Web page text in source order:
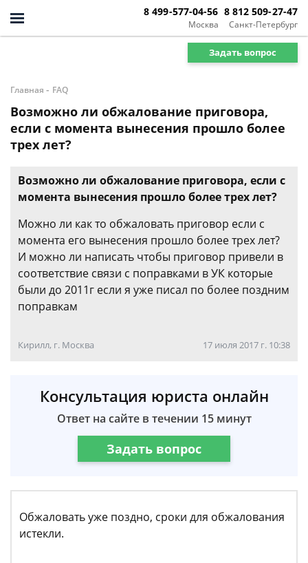
Москва
8 499-577-04-56
Санкт-Петербург
8 812 509-27-47
Задать вопрос
Главная - FAQ
Возможно ли обжалование приговора,
если с момента вынесения прошло более
трех лет?
Возможно ли обжалование приговора, если с
момента вынесения прошло более трех лет?
Можно ли как то обжаловать приговор если с
момента его вынесения прошло более трех лет?
И можно ли написать чтобы приговор привели в
соответствие связи с поправками в УК которые
были до 2011г если я уже писал по более поздним
поправкам
Кирилл, г. Москва 17 июля 2017 г. 10:38
Консультация юриста онлайн
Ответ на сайте в течении 15 минут
Задать вопрос
Обжаловать уже поздно, сроки для обжалования
истекли.